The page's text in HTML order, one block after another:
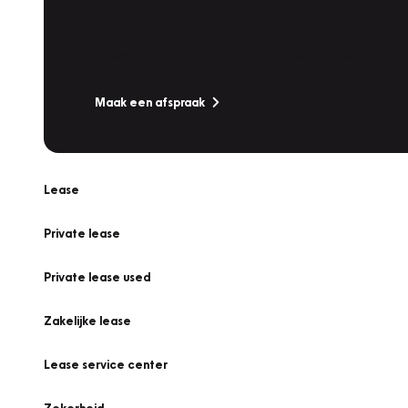
Maak een afspraak
Lease
Private lease
Private lease used
Zakelijke lease
Lease service center